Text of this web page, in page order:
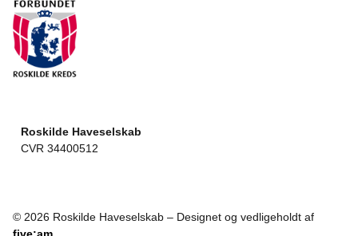
Roskilde Haveselskab
CVR 34400512
© 2026 Roskilde Haveselskab – Designet og vedligeholdt af
five:am